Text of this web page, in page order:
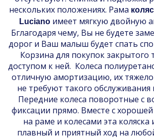
нескольких положениях. Рама
Luciano имеет мягкую двойную
Бглагодаря чему, Вы не будете
дорог и Ваш малыш будет спать
Корзина для покупок закрытого
доступом к ней. Колеса
отличную амортизацию, их
не требуют такого обслуживания
Передние колеса поворотные с
фиксации прямо. Вместе с
на раме и колесами эта коляска
плавный и приятный ход на